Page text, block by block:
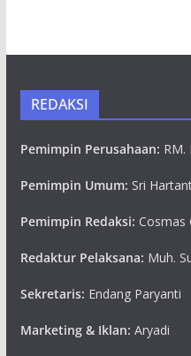
REDAKSI
Pemimpin Perusahaan: RM.
Pemimpin Umum: Sri
Pemimpin Redaksi: Cosmas
Redaktur Pelaksana: Muh.
Sekretaris: Endang Paryanti
Marketing & Iklan: Aryadi